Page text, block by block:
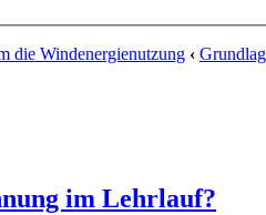
die Windenergienutzung ‹
im Lehrlauf?